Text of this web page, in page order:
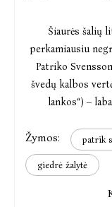
Šiaurės šalių
perkamiausiu
Patriko
švedų kalbos
lankos“) –
Žymos: patrik
giedrė žalytė